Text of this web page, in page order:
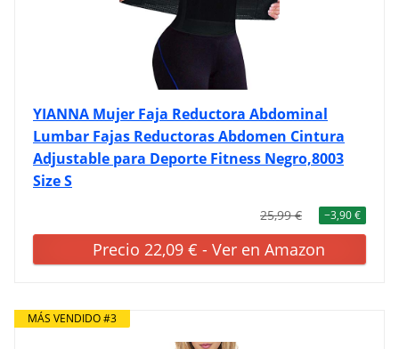
YIANNA Mujer Faja Reductora Abdominal
Lumbar Fajas Reductoras Abdomen Cintura
Adjustable para Deporte Fitness Negro,8003
Size S
25,99 € −3,90 €
Precio 22,09 € - Ver en Amazon
MÁS VENDIDO #3